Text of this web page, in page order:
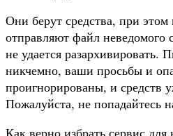
Они берут средства, при
отправляют файл неведомого
не удается разархивировать.
никчемно, ваши просьбы и
проигнорированы, и средств
Пожалуйста, не попадайтесь
Как верно избрать сервис